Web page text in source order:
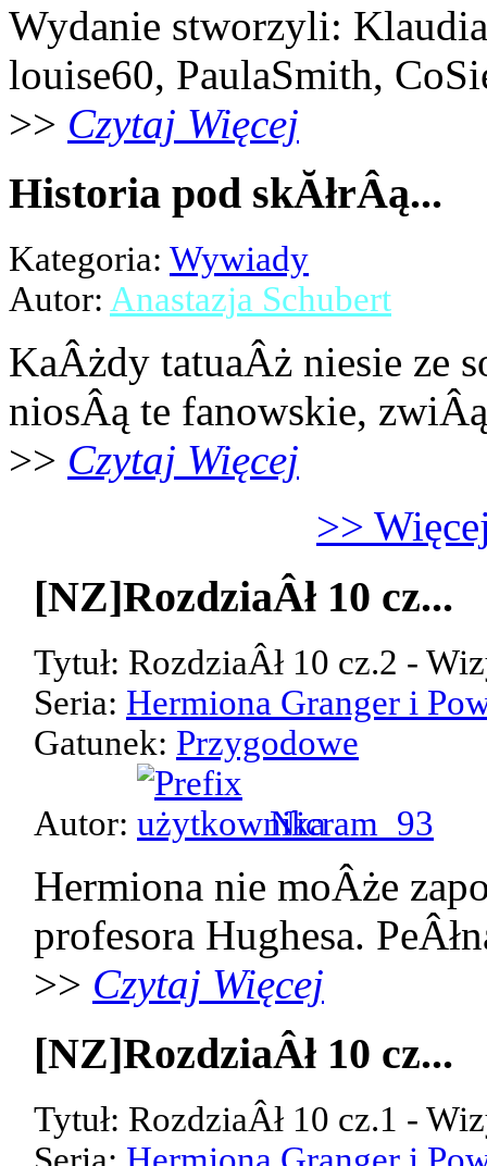
Wydanie stworzyli:
louise60, PaulaSmith,
>> Czytaj Więcej
Historia pod skĂłrÂą...
Kategoria: Wywiady
Autor: Anastazja Schubert
KaÂżdy tatuaÂż niesie ze
niosÂą te fanowskie,
>> Czytaj Więcej
>>
[NZ]RozdziaÂł 10 cz...
Tytuł: RozdziaÂł 10 cz.2 -
Seria: Hermiona Granger i
Gatunek: Przygodowe
Autor: Nicram_93
Hermiona nie moÂże
profesora Hughesa.
>> Czytaj Więcej
[NZ]RozdziaÂł 10 cz...
Tytuł: RozdziaÂł 10 cz.1 -